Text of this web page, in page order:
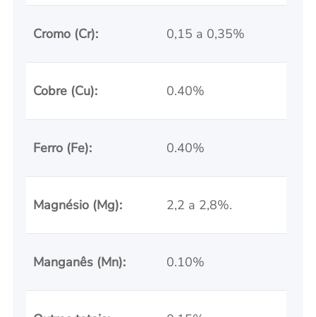
Cromo (Cr): 0,15 a 0,35%
Cobre (Cu): 0.40%
Ferro (Fe): 0.40%
Magnésio (Mg): 2,2 a 2,8%.
Manganês (Mn): 0.10%